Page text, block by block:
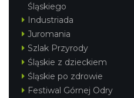
Śląskiego
Industriada
Juromania
Szlak Przyrody
Śląskie z dzieckiem
Śląskie po zdrowie
Festiwal Górnej Odry